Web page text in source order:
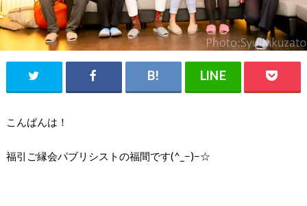
こんばんは！
福引ご縁会パブリシストの福間です(^_−)−☆